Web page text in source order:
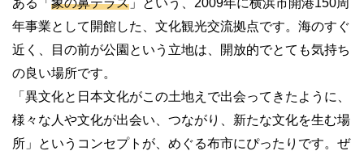
年事業として開館した、文化観光交流拠点です。海のすぐ
近く、目の前が公園という立地は、開放的でとても気持ち
の良い場所です。
「異文化と日本文化がこの土地えで出会ってきたように、
様々な人や文化が出会い、つながり、新たな文化を生む場
所」というコンセプトが、めぐる布市にぴったりです。ぜ